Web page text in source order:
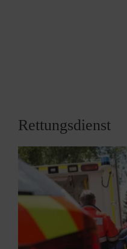
Kontakt und kann
Hilfe annehmen.
Allgemeine
Füreinander" der
Rettungsdienst